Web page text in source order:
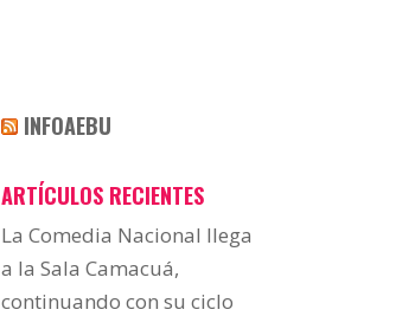
INFOAEBU
ARTÍCULOS RECIENTES
La Comedia Nacional llega
a la Sala Camacuá,
continuando con su ciclo